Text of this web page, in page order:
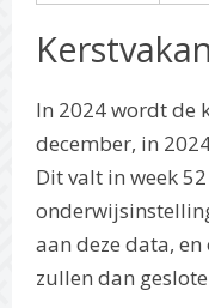
In 2024 wordt de
december, in
Dit valt in week
aan deze data,
zullen dan